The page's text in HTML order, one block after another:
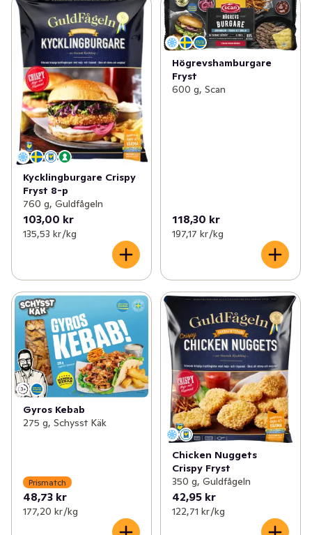
Kycklingburgare Crispy
Fryst 8-p
760 g, Guldfågeln
103,00 kr
135,53 kr /kg
Högrevshamburgare
Fryst
600 g, Scan
118,30 kr
197,17 kr /kg
Gyros Kebab
275 g, Schysst Käk
Prismatch
48,73 kr
177,20 kr /kg
Chicken Nuggets
Crispy Fryst
350 g, Guldfågeln
42,95 kr
122,71 kr /kg